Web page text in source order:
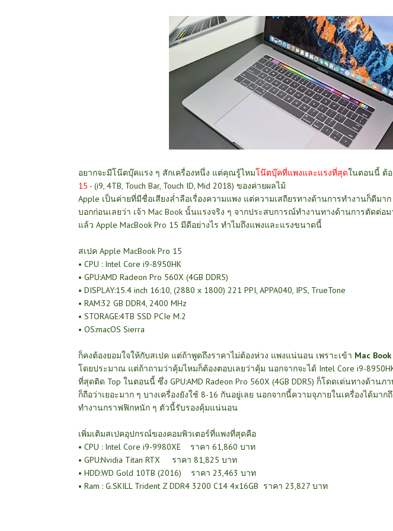
อยากจะมีโน๊ตบุ๊คแรง ๆ สักเครื่องหนึ่ง แต่คุณรู้ไหมโน๊ตบุ๊คที่แพงและแรงที่สุดในตอนนี้ ต้อ
15 - (i9, 4TB, Touch Bar, Touch ID, Mid 2018) ของค่ายผลไม้
Apple เป็นค่ายที่มีชื่อเสียงล่ำลือเรื่องความแพง แต่ความเสถียรทางด้านการทำงานก็ดีมา
บอกก่อนเลยว่า เจ้า Mac Book นั้นแรงจริง ๆ จากประสบการณ์ทำงานทางด้านการตัดต่อม
แล้ว Apple MacBook Pro 15 มีดีอย่างไร ทำไมถึงแพงและแรงขนาดนี้
สเปค Apple MacBook Pro 15
• CPU : Intel Core i9-8950HK
• GPU:AMD Radeon Pro 560X (4GB DDR5)
• DISPLAY:15.4 inch 16:10, (2880 x 1800) 221 PPI, APPA040, IPS, TrueTone
• RAM:32 GB DDR4, 2400 MHz
• STORAGE:4TB SSD PCIe M.2
• OS:macOS Sierra
ก็คงต้องยอมใจให้กับสเปค แต่ถ้าพูดถึงราคาไม่ต้องห่วง แพงแน่นอน เพราะเข้า Mac Book
โดยประมาณ แต่ถ้าถามว่าคุ้มไหมก็ต้องตอบเลยว่าคุ้ม นอกจากจะได้ Intel Core i9-
ที่สุดติด Top ในตอนนี้ ซึ่ง GPU:AMD Radeon Pro 560X (4GB DDR5) ก็โดดเด่นทางด้านภ
ก็ถือว่าเยอะมาก ๆ บางเครื่องยังใช้ 8-16 กันอยู่เลย นอกจากนี้ความจุภายในเครื่องได้มาก
ทำงานกราฟฟิกหนัก ๆ ตัวนี้รับรองคุ้มแน่นอน
เพิ่มเติมสเปคอุปกรณ์ของคอมพิวเตอร์ที่แพงที่สุดคือ
• CPU : Intel Core i9-9980XE
ราคา 61,860 บาท
• GPU:Nvidia Titan RTX
ราคา 81,825 บาท
• HDD:WD Gold 10TB (2016)
ราคา 23,463 บาท
• Ram : G.SKILL Trident Z DDR4 3200 C14 4x16GB ราคา 23,827 บาท